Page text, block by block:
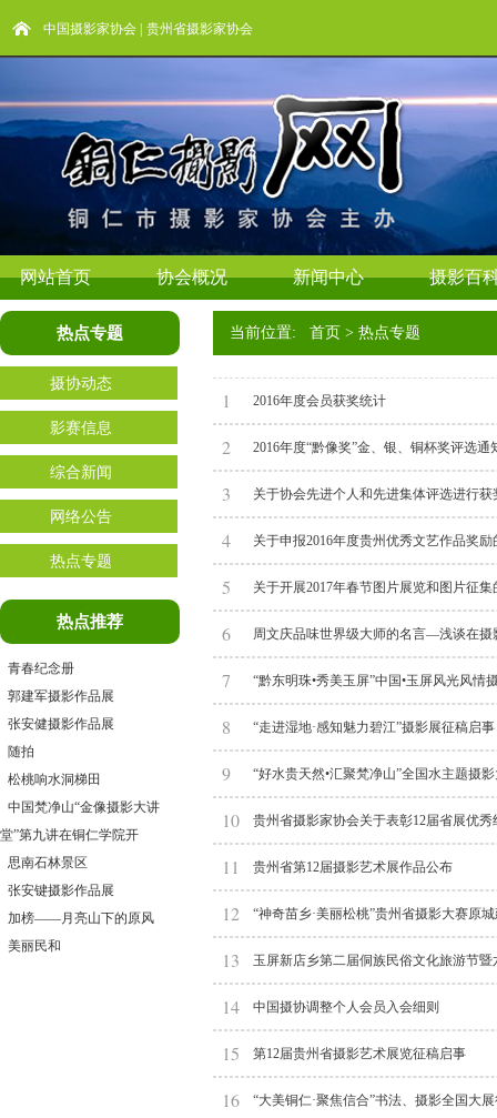
中国摄影家协会 贵州省摄影家协会
网站首页 协会概况 新闻中心 摄影百
热点专题
摄协动态
影赛信息
综合新闻
网络公告
热点专题
热点推荐
青春纪念册
郭建军摄影作品展
张安健摄影作品展
随拍
松桃响水洞梯田
中国梵净山“金像摄影大讲
堂”第九讲在铜仁学院开
思南石林景区
张安键摄影作品展
加榜——月亮山下的原风
美丽民和
当前位置: 首页 > 热点专题
1 2016年度会员获奖统计
2 2016年度“黔像奖”金、银、铜杯奖评选通
3 关于协会先进个人和先进集体评选进行
4 关于申报2016年度贵州优秀文艺作品奖励
5 关于开展2017年春节图片展览和图片征集
6 周文庆品味世界级大师的名言—浅谈在
7 “黔东明珠•秀美玉屏”中国•玉屏风光风情
8 “走进湿地·感知魅力碧江”摄影展征稿启事
9 “好水贵天然•汇聚梵净山”全国水主题摄
10 贵州省摄影家协会关于表彰12届省展优
11 贵州省第12届摄影艺术展作品公布
12 “神奇苗乡·美丽松桃”贵州省摄影大赛原
13 玉屏新店乡第二届侗族民俗文化旅游节
14 中国摄协调整个人会员入会细则
15 第12届贵州省摄影艺术展览征稿启事
16 “大美铜仁·聚焦信合”书法、摄影全国大